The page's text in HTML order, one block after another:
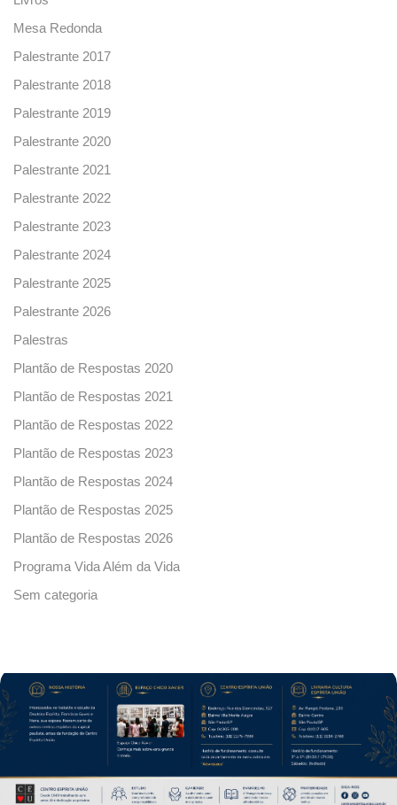
Mesa Redonda
Palestrante 2017
Palestrante 2018
Palestrante 2019
Palestrante 2020
Palestrante 2021
Palestrante 2022
Palestrante 2023
Palestrante 2024
Palestrante 2025
Palestrante 2026
Palestras
Plantão de Respostas 2020
Plantão de Respostas 2021
Plantão de Respostas 2022
Plantão de Respostas 2023
Plantão de Respostas 2024
Plantão de Respostas 2025
Plantão de Respostas 2026
Programa Vida Além da Vida
Sem categoria